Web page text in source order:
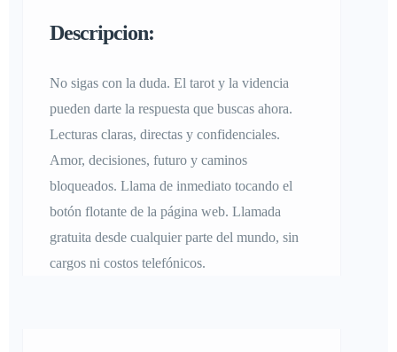
Descripcion:
No sigas con la duda. El tarot y la videncia
pueden darte la respuesta que buscas ahora.
Lecturas claras, directas y confidenciales.
Amor, decisiones, futuro y caminos
bloqueados. Llama de inmediato tocando el
botón flotante de la página web. Llamada
gratuita desde cualquier parte del mundo, sin
cargos ni costos telefónicos.